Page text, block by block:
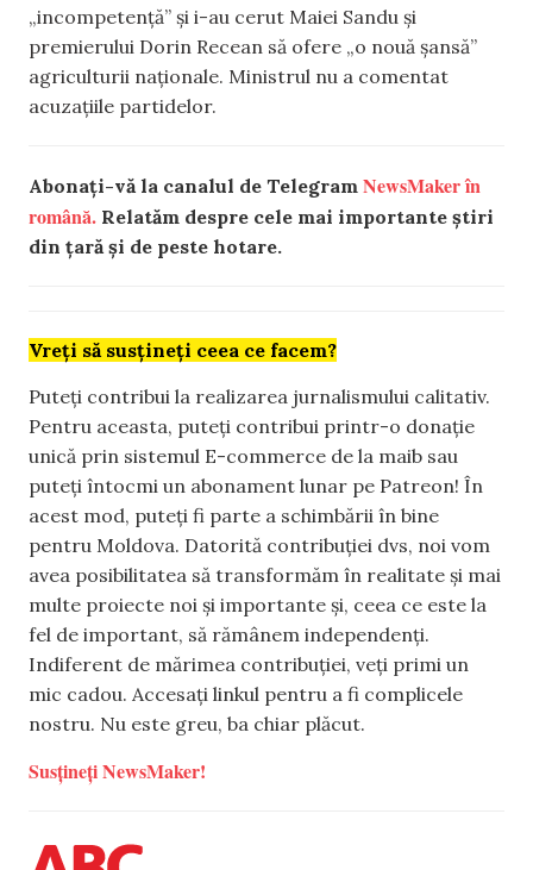
„incompetență” și i-au cerut Maiei Sandu și
premierului Dorin Recean să ofere „o nouă șansă”
agriculturii naționale. Ministrul nu a comentat
acuzațiile partidelor.
Abonați-vă la canalul de Telegram NewsMaker în
română. Relatăm despre cele mai importante știri
din țară și de peste hotare.
Vreți să susțineți ceea ce facem?
Puteți contribui la realizarea jurnalismului calitativ.
Pentru aceasta, puteți contribui printr-o donație
unică prin sistemul E-commerce de la maib sau
puteți întocmi un abonament lunar pe Patreon! În
acest mod, puteți fi parte a schimbării în bine
pentru Moldova. Datorită contribuției dvs, noi vom
avea posibilitatea să transformăm în realitate și mai
multe proiecte noi și importante și, ceea ce este la
fel de important, să rămânem independenți.
Indiferent de mărimea contribuției, veți primi un
mic cadou. Accesați linkul pentru a fi complicele
nostru. Nu este greu, ba chiar plăcut.
Susțineți NewsMaker!